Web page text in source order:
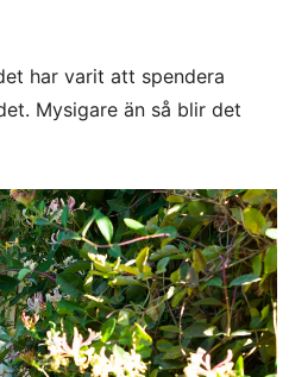
har varit att spendera
Mysigare än så blir det